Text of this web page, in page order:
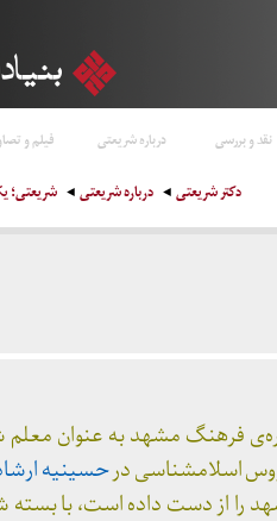
نقد و بررسی درباره شریعتی فیلم و
دکتر شریعتی درباره شریعتی
حسینیه